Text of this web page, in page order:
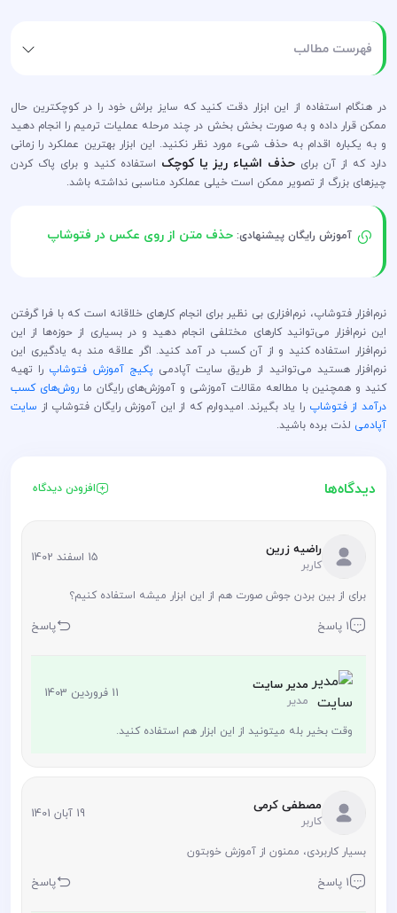
فهرست مطالب
در هنگام استفاده از این ابزار دقت کنید که سایز براش خود را در کوچکترین حال
ممکن قرار داده و به صورت بخش بخش در چند مرحله عملیات ترمیم را انجام دهید
و به یکباره اقدام به حذف شیء مورد نظر نکنید. این ابزار بهترین عملکرد را زمانی
دارد که از آن برای حذف اشیاء ریز یا کوچک استفاده کنید و برای پاک کردن
چیزهای بزرگ از تصویر ممکن است خیلی عملکرد مناسبی نداشته باشد.
آموزش رایگان پیشنهادی:حذف متن از روی عکس در فتوشاپ
نرم‌افزار فتوشاپ، نرم‌افزاری بی نظیر برای انجام کارهای خلاقانه است که با فرا گرفتن
این نرم‌افزار می‌توانید کارهای مختلفی انجام دهید و در بسیاری از حوزه‌ها از این
نرم‌افزار استفاده کنید و از آن کسب در آمد کنید. اگر علاقه مند به یادگیری این
نرم‌افزار هستید می‌توانید از طریق سایت آپادمی پکیج آموزش فتوشاپ را تهیه
کنید و همچنین با مطالعه مقالات آموزشی و آموزش‌های رایگان ماروش‌های کسب
درآمد از فتوشاپ را یاد بگیرند. امیدوارم که از این آموزش رایگان فتوشاپ از سایت
آپادمی لذت برده باشید.
دیدگاه‌ها افزودن دیدگاه
راضیه زرین
کاربر 15 اسفند 1402
برای از بین بردن جوش صورت هم از این ابزار میشه استفاده کنیم؟
1 پاسخ پاسخ
مدیر سایت
مدیر 11 فروردین 1403
وقت بخیر بله میتونید از این ابزار هم استفاده کنید.
مصطفی کرمی
کاربر 19 آبان 1401
بسیار کاربردی، ممنون از آموزش خوبتون
1 پاسخ پاسخ